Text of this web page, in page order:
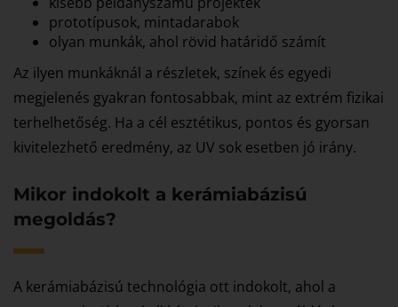
prototípusok, mintadarabok
olyan munkák, ahol rövid határidő számít
Az ilyen munkáknál a részletek, színek és egyedi
megjelenés gyakran fontosabbak, mint az extrém fizikai
terhelhetőség. Ha a cél esztétikus, pontos és gyorsan
kivitelezhető eredmény, az UV sok esetben jó irány.
Mikor indokolt a kerámiabázisú
megoldás?
A kerámiabázisú technológia ott indokolt, ahol a